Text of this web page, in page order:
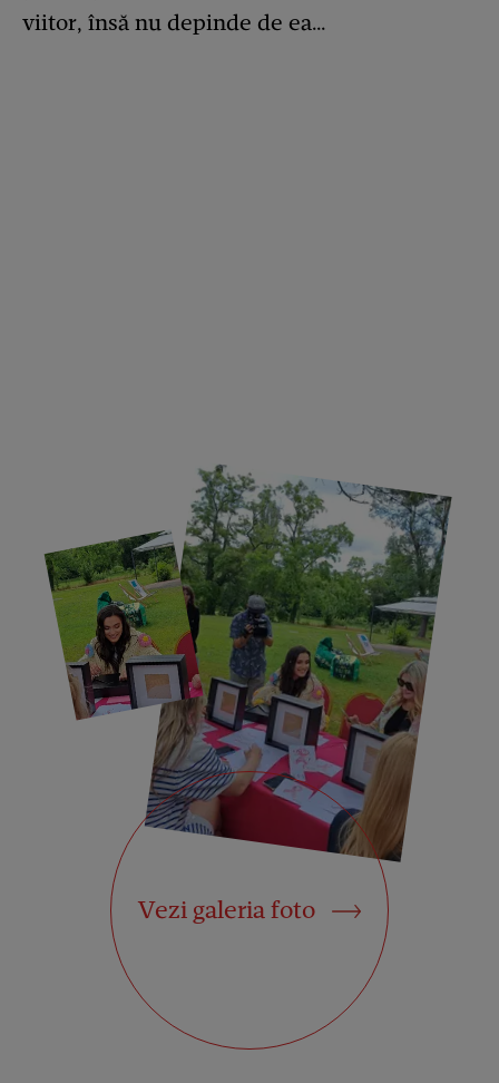
viitor, însă nu depinde de ea…
Vezi galeria foto